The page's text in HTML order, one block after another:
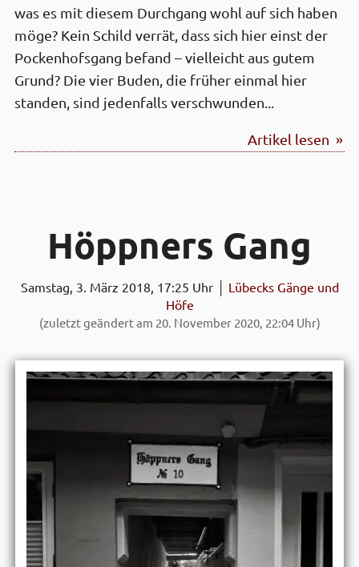
was es mit diesem Durchgang wohl auf sich haben
möge? Kein Schild verrät, dass sich hier einst der
Pockenhofsgang befand – vielleicht aus gutem
Grund? Die vier Buden, die früher einmal hier
standen, sind jedenfalls verschwunden...
Artikel lesen »
Höppners Gang
Samstag, 3. März 2018, 17:25 Uhr │ Lübecks Gänge und
Höfe
(zuletzt geändert am 20. November 2020, 22:04 Uhr)